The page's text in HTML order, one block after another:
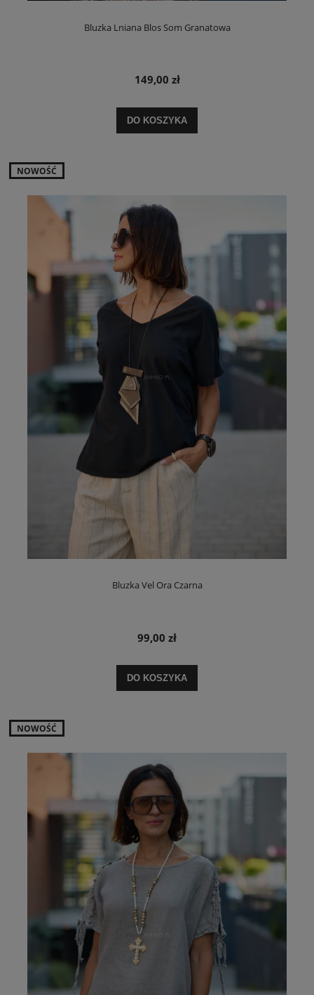
Bluzka Lniana Blos Som Granatowa
149,00 zł
DO KOSZYKA
Bluzka Vel Ora Czarna
99,00 zł
DO KOSZYKA
NOWOŚĆ
NOWOŚĆ